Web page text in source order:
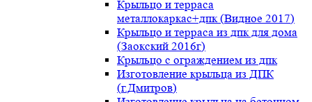
Крыльцо и терраса
металлокаркас+дпк (Видное 2017)
Крыльцо и терраса из дпк для дома
(Заокский 2016г)
Крыльцо с ограждением из дпк
Изготовление крыльца из ДПК
(г.Дмитров)